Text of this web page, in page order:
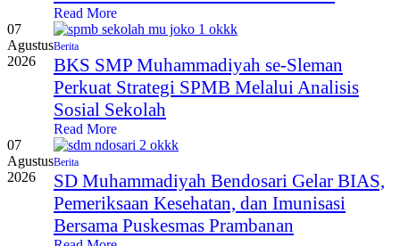
Read More
07
Agustus
2026
Berita
BKS SMP Muhammadiyah se-Sleman
Perkuat Strategi SPMB Melalui Analisis
Sosial Sekolah
Read More
07
Agustus
2026
Berita
SD Muhammadiyah Bendosari Gelar BIAS,
Pemeriksaan Kesehatan, dan Imunisasi
Bersama Puskesmas Prambanan